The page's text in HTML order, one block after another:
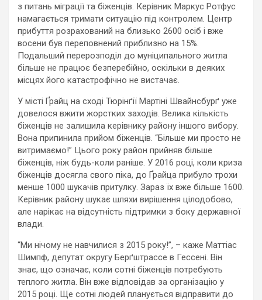
з питань міграції та біженців. Керівник Маркус Ротфус
намагається тримати ситуацію під контролем. Центр
прибуття розрахований на близько 2600 осіб і вже
восени був переповнений приблизно на 15%.
Подальший перерозподіл до муніципального житла
більше не працює безперебійно, оскільки в деяких
місцях його катастрофічно не вистачає.
У місті Ґрайц на сході Тюрінґії Мартіні Швайнсбурґ уже
довелося вжити жорстких заходів. Велика кількість
біженців не залишила керівнику району іншого вибору.
Вона припинила прийом біженців. “Більше ми просто не
витримаємо!” Цього року район прийняв більше
біженців, ніж будь-коли раніше. У 2016 році, коли криза
біженців досягла свого піка, до Ґрайца прибуло трохи
менше 1000 шукачів притулку. Зараз їх вже більше 1600.
Керівник району шукає шляхи вирішення цілодобово,
але нарікає на відсутність підтримки з боку державної
влади.
“Ми нічому не навчилися з 2015 року!”, – каже Маттіас
Шимпф, депутат округу Берґштрассе в Гессені. Він
знає, що означає, коли сотні біженців потребують
теплого житла. Він вже відповідав за організацію у
2015 році. Ще сотні людей планується відправити до